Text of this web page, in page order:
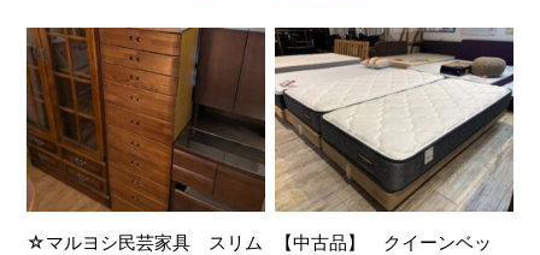
☆マルヨシ民芸家具 スリム
【中古品】 クイーンベッ